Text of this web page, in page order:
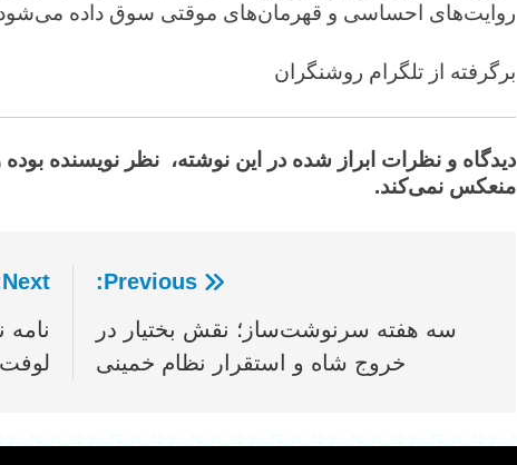
روایت‌های احساسی و قهرمان‌های موقتی سوق داده
برگرفته از تلگرام روشنگران
دیدگاه‌ و نظرات ابراز شده در این نوشته، نظر نویسنده
منعکس نمی‌کند.
نوشته
Previous:
سه هفته سرنوشت‌ساز؛ نقش بختیار در
خروج شاه و استقرار نظام خمینی
Next: